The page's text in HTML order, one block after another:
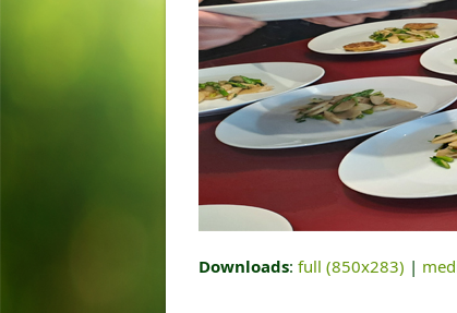
Downloads: full (850x283) |